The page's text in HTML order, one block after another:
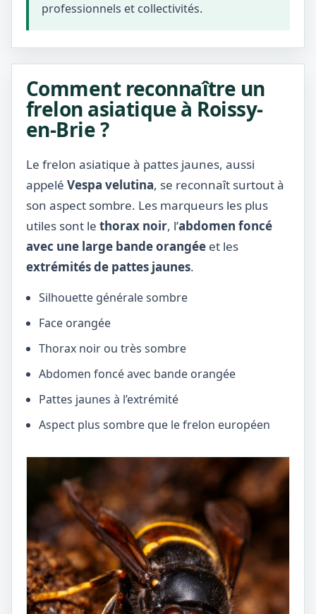
professionnels et collectivités.
Comment reconnaître un
frelon asiatique à Roissy-
en-Brie ?
Le frelon asiatique à pattes jaunes, aussi
appelé Vespa velutina, se reconnaît surtout à
son aspect sombre. Les marqueurs les plus
utiles sont le thorax noir, l’abdomen foncé
avec une large bande orangée et les
extrémités de pattes jaunes.
Silhouette générale sombre
Face orangée
Thorax noir ou très sombre
Abdomen foncé avec bande orangée
Pattes jaunes à l’extrémité
Aspect plus sombre que le frelon européen